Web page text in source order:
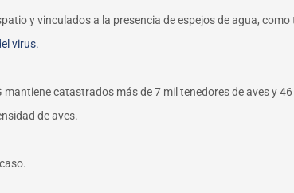
y vinculados a la presencia de espejos de agua,
virus.
catastrados más de 7 mil tenedores de aves y
de aves.